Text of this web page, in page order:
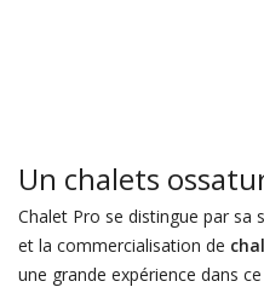
Un chalets
Chalet Pro se distingue par sa
et la commercialisation de
une grande expérience dans